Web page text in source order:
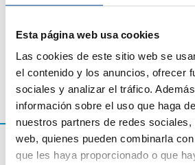
Esta página web usa cookies
Las cookies de este sitio web se
el contenido y los anuncios, ofrecer
sociales y analizar el tráfico.
información sobre el uso que haga
nuestros partners de redes
web, quienes pueden combinarla
que les haya proporcionado o que
organizaciones de renombre como